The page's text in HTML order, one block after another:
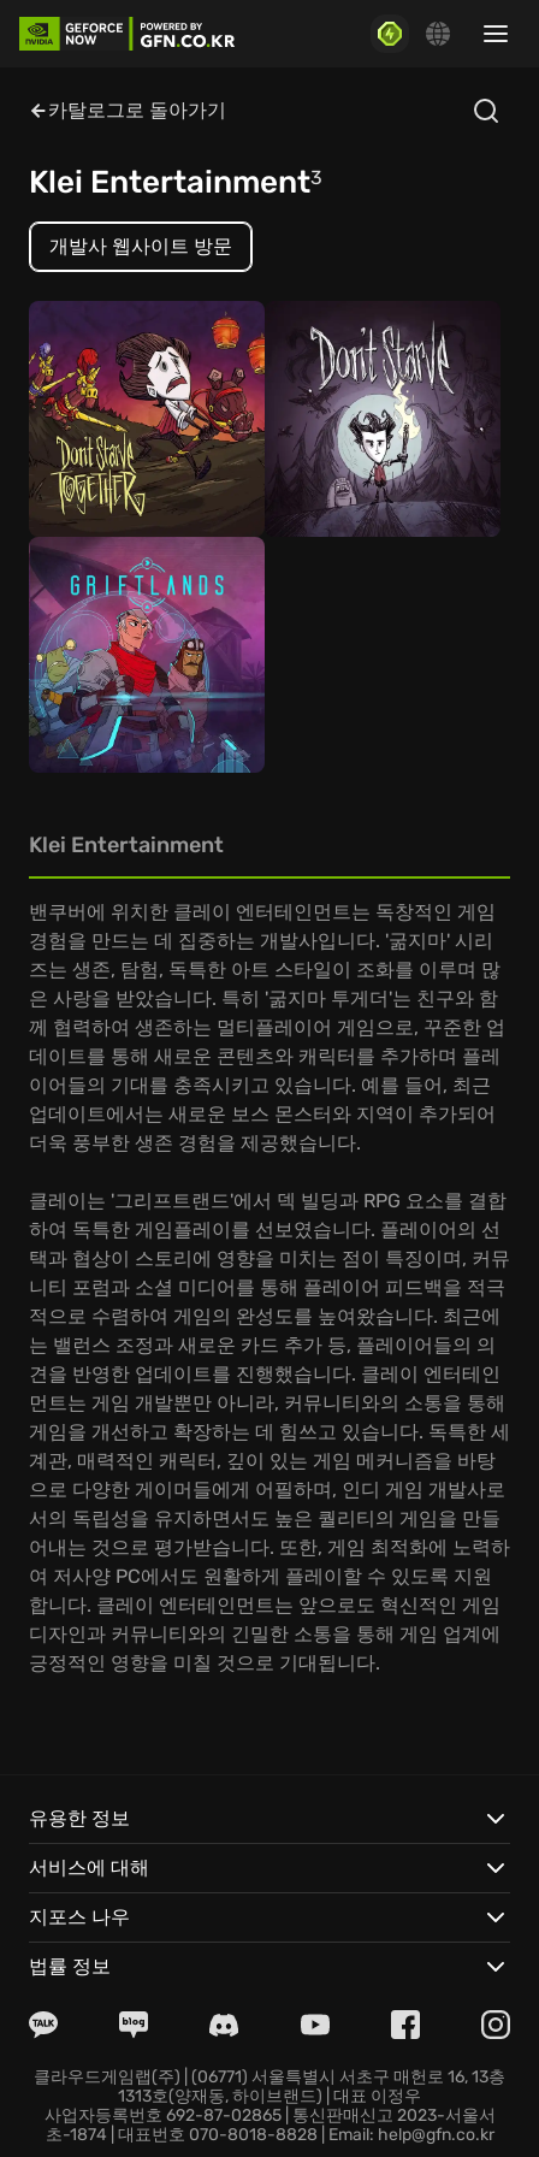
카탈로그로 돌아가기
Klei Entertainment3
개발사 웹사이트 방문
Klei Entertainment
밴쿠버에 위치한 클레이 엔터테인먼트는 독창적인 게임
경험을 만드는 데 집중하는 개발사입니다. '굶지마' 시리
즈는 생존, 탐험, 독특한 아트 스타일이 조화를 이루며 많
은 사랑을 받았습니다. 특히 '굶지마 투게더'는 친구와 함
께 협력하여 생존하는 멀티플레이어 게임으로, 꾸준한 업
데이트를 통해 새로운 콘텐츠와 캐릭터를 추가하며 플레
이어들의 기대를 충족시키고 있습니다. 예를 들어, 최근
업데이트에서는 새로운 보스 몬스터와 지역이 추가되어
더욱 풍부한 생존 경험을 제공했습니다.
클레이는 '그리프트랜드'에서 덱 빌딩과 RPG 요소를 결합
하여 독특한 게임플레이를 선보였습니다. 플레이어의 선
택과 협상이 스토리에 영향을 미치는 점이 특징이며, 커뮤
니티 포럼과 소셜 미디어를 통해 플레이어 피드백을 적극
적으로 수렴하여 게임의 완성도를 높여왔습니다. 최근에
는 밸런스 조정과 새로운 카드 추가 등, 플레이어들의 의
견을 반영한 업데이트를 진행했습니다. 클레이 엔터테인
먼트는 게임 개발뿐만 아니라, 커뮤니티와의 소통을 통해
게임을 개선하고 확장하는 데 힘쓰고 있습니다. 독특한 세
계관, 매력적인 캐릭터, 깊이 있는 게임 메커니즘을 바탕
으로 다양한 게이머들에게 어필하며, 인디 게임 개발사로
서의 독립성을 유지하면서도 높은 퀄리티의 게임을 만들
어내는 것으로 평가받습니다. 또한, 게임 최적화에 노력하
여 저사양 PC에서도 원활하게 플레이할 수 있도록 지원
합니다. 클레이 엔터테인먼트는 앞으로도 혁신적인 게임
디자인과 커뮤니티와의 긴밀한 소통을 통해 게임 업계에
긍정적인 영향을 미칠 것으로 기대됩니다.
유용한 정보
서비스에 대해
지포스 나우
법률 정보
클라우드게임랩(주) | (06771) 서울특별시 서초구 매헌로 16, 13층
1313호(양재동, 하이브랜드) | 대표 이정우
사업자등록번호 692-87-02865 | 통신판매신고 2023-서울서
초-1874 | 대표번호 070-8018-8828 | Email: help@gfn.co.kr